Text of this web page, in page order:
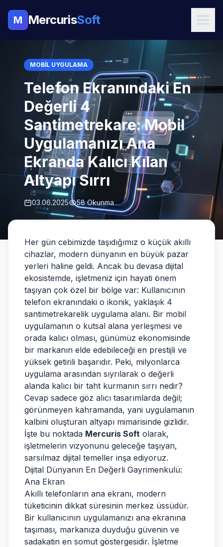
M MercurisSoft
MOBIL UYGULAMA
Telefon Ekranındaki En
Değerli 4
Santimetrekare: Mobil
Uygulamanızı Ana
Ekranda Kalıcı Kılan
Altyapı Sırrı
03.06.2025 58 Okunma
Her gün cebimizde taşıdığımız o küçük akıllı
cihazlar, modern dünyanın en büyük pazar
yerleri haline geldi. Ancak bu devasa dijital
ekosistemde, işletmeniz için hayati önem
taşıyan çok özel bir bölge var: Kullanıcının
telefon ekranındaki o ikonik, yaklaşık 4
santimetrekarelik uygulama alanı. Bir mobil
uygulamanın o kutsal alana yerleşmesi ve
orada kalıcı olması, günümüz ekonomisinde
bir markanın elde edebileceği en prestijli ve
yüksek getirili başarıdır. Peki, milyonlarca
uygulama arasından sıyrılarak o değerli
alanda kalıcı bir taht kurmanın sırrı nedir?
Cevap sadece göz alıcı tasarımlarda değil;
görünmeyen kahramanda, yani uygulamanın
kalbini oluşturan altyapı mimarisinde gizlidir.
İşte bu noktada Mercuris Soft olarak,
işletmelerin vizyonunu geleceğe taşıyan,
sarsılmaz dijital temeller inşa ediyoruz.
Dijital Dünyanın En Değerli Gayrimenkulü:
Ana Ekran
Akıllı telefonların ana ekranı, modern
tüketicinin dikkat süresinin merkez üssüdür.
Bir kullanıcının uygulamanızı ana ekranına
taşıması, markanıza duyduğu güvenin ve
sadakatin en somut göstergesidir. İşletme